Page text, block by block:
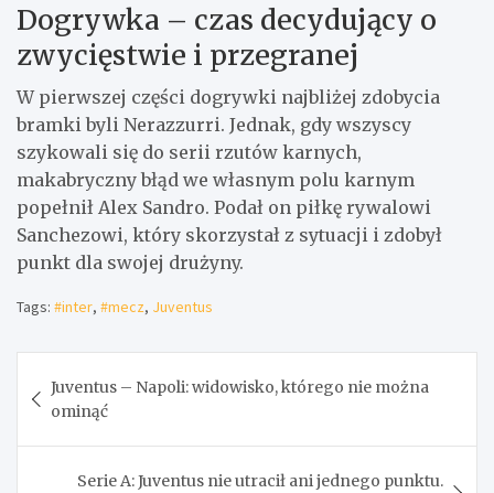
Dogrywka – czas decydujący o
zwycięstwie i przegranej
W pierwszej części dogrywki najbliżej zdobycia
bramki byli Nerazzurri. Jednak, gdy wszyscy
szykowali się do serii rzutów karnych,
makabryczny błąd we własnym polu karnym
popełnił Alex Sandro. Podał on piłkę rywalowi
Sanchezowi, który skorzystał z sytuacji i zdobył
punkt dla swojej drużyny.
Tags: #inter, #mecz, Juventus
wpisu
Juventus – Napoli: widowisko, którego nie można
ominąć
Serie A: Juventus nie utracił ani jednego punktu.